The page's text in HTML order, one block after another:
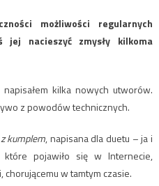
możliwości regularnych
jej nacieszyć zmysły kilkoma
kilka nowych utworów.
z powodów technicznych.
kumplem, napisana dla duetu – ja i
które pojawiło się w Internecie,
w tamtym czasie.